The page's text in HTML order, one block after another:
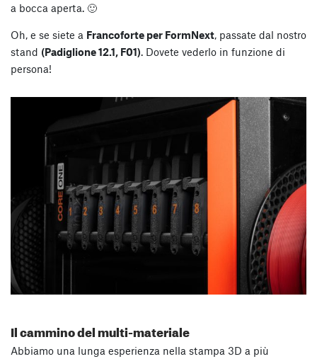
a bocca aperta. 🙂
Oh, e se siete a Francoforte per FormNext, passate dal nostro
stand (Padiglione 12.1, F01). Dovete vederlo in funzione di
persona!
Il cammino del multi-materiale
Abbiamo una lunga esperienza nella stampa 3D a più